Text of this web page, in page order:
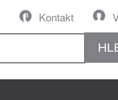
Kontakt